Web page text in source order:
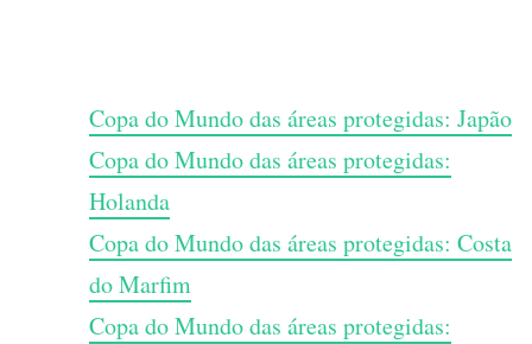
Copa do Mundo das áreas protegidas: Japão
Copa do Mundo das áreas protegidas:
Holanda
Copa do Mundo das áreas protegidas: Costa
do Marfim
Copa do Mundo das áreas protegidas: